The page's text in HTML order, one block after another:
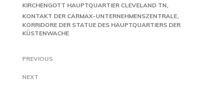
KIRCHENGOTT HAUPTQUARTIER CLEVELAND TN
KONTAKT DER CARMAX-UNTERNEHMENSZENTRALE
KORRIDORE DER STATUE DES HAUPTQUARTIERS DER
KÜSTENWACHE
PREVIOUS
NEXT